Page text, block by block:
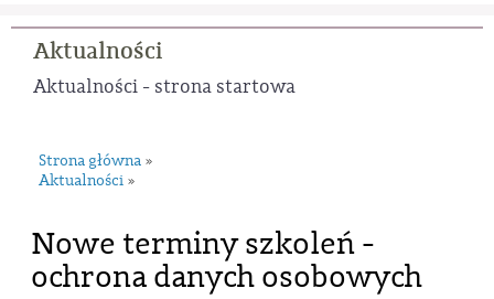
Aktualności
Aktualności - strona startowa
Strona główna »
Aktualności »
Nowe terminy szkoleń -
ochrona danych osobowych